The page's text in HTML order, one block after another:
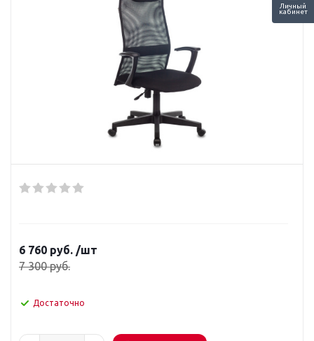
Личный
кабинет
6 760 руб. /шт
7 300руб.
Достаточно